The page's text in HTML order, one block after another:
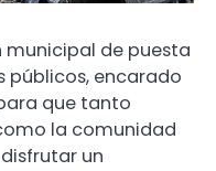
de puesta
públicos, encarado
que tanto
la comunidad
un